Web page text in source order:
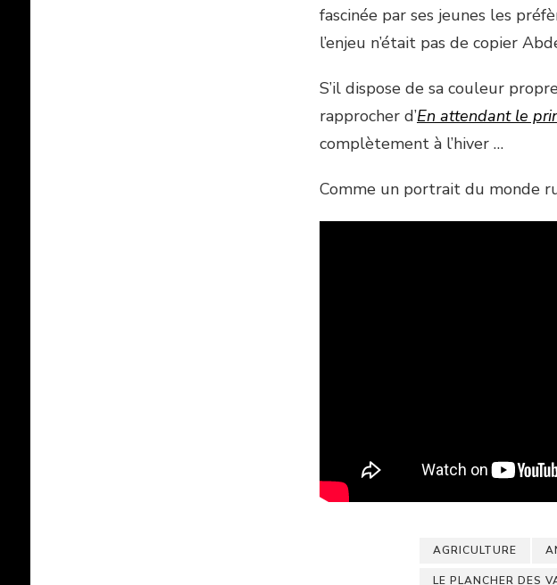
fascinée par ses jeunes les
l’enjeu n’était pas de copier
S’il dispose de sa couleur
rapprocher d’En attendant le
complètement à l’hiver …
Comme un portrait du monde
AGRICULTURE
LE PLANCHER DES